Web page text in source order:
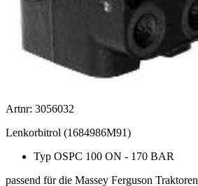
Artnr: 3056032
Lenkorbitrol (1684986M91)
Typ OSPC 100 ON - 170 BAR
passend für die Massey Ferguson Traktoren